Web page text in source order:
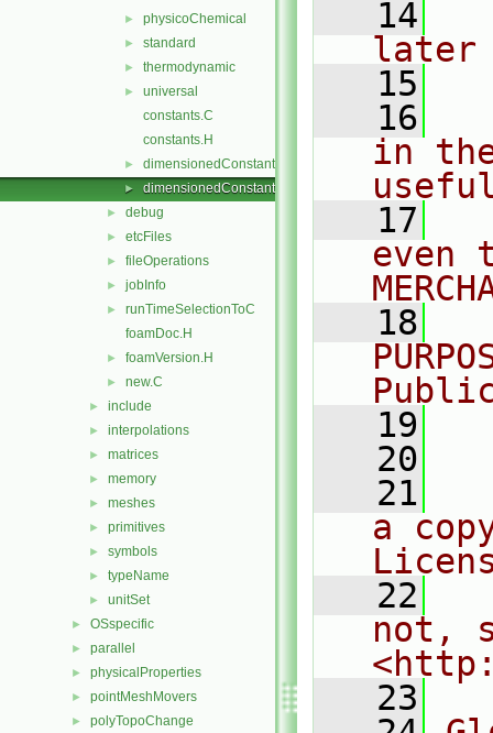
► physicoChemical
► standard
► thermodynamic
►
universal
constants.C
constants.H
► dimensionedConstants.C
► dimensionedConstants.H
► debug
► etcFiles
► fileOperations
► jobInfo
►
runTimeSelectionToC
foamDoc.H
► foamVersion.H
► new.C
► include
► interpolations
► matrices
► memory
► meshes
► primitives
► symbols
► typeName
► unitSet
► OSspecific
► parallel
► physicalProperties
► pointMeshMovers
► polyTopoChange
   14
later
   15
   16
in
   17
even
   18
   19
   20
   21
a
   22
not,
   23